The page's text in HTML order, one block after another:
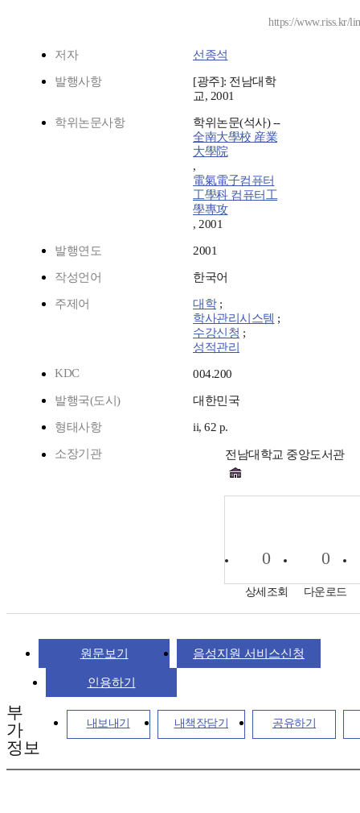
https://www.riss.kr/
저자 선종석
발행사항
[광주]: 전남대학
교, 2001
학위논문사항
학위논문(석사) --
全南大學校 産業
大學院
,
電氣電子컴퓨터
工學科 컴퓨터工
學專攻
, 2001
발행연도 2001
작성언어 한국어
주제어 대학;
학사관리시스템 ;
수강신청 ;
성적관리
KDC
004.200
발행국(도시) 대한민국
형태사항 ii, 62 p.
소장기관 전남대학교 중앙도서관
0
상세조회
0
다운로드
원문보기 음성지원 서비스신청
인용하기
내보내기 내책장담기 공유하기
부
가
정보